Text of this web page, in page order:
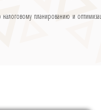
планированию и